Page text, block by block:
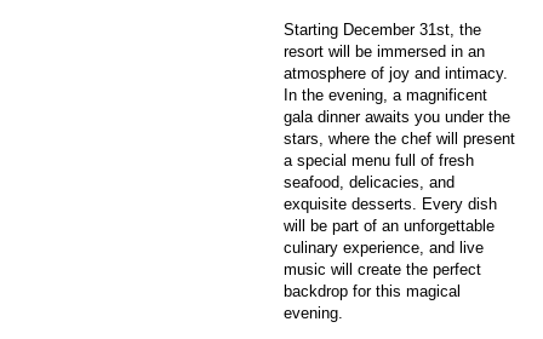
Starting December 31st, the
resort will be immersed in an
atmosphere of joy and intimacy.
In the evening, a magnificent
gala dinner awaits you under the
stars, where the chef will present
a special menu full of fresh
seafood, delicacies, and
exquisite desserts. Every dish
will be part of an unforgettable
culinary experience, and live
music will create the perfect
backdrop for this magical
evening.